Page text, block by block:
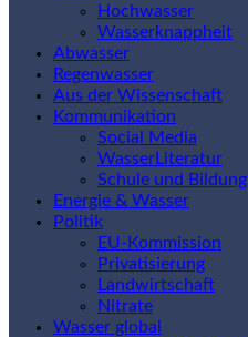
Hochwasser
Wasserknappheit
Abwasser
Regenwasser
Aus der Wissenschaft
Kommunikation
Social Media
WasserLiteratur
Schule und Bildung
Energie & Wasser
Politik
EU-Kommission
Privatisierung
Landwirtschaft
Nitrate
Wasser global